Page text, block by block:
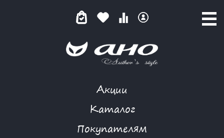
Акции
Каталог
Покупателям
ЛУННЫЙ КАМЕНЬ